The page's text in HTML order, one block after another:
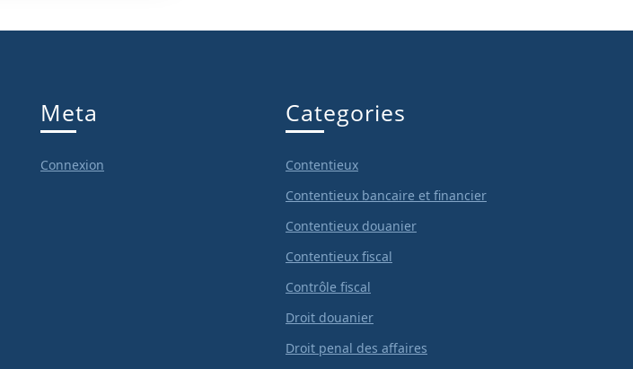
Meta
Connexion
Categories
Contentieux
Contentieux bancaire et financier
Contentieux douanier
Contentieux fiscal
Contrôle fiscal
Droit douanier
Droit penal des affaires